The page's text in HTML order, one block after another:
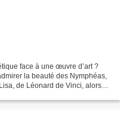
face à une œuvre d’art ?
la beauté des Nymphéas,
de Léonard de Vinci, alors